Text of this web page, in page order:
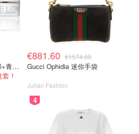
卸妆膏200ml+急救面膜100ml+青春面霜15ml
！
€881.60 €1574.00
Gucci Ophidia 迷你手袋
Julian Fashion
4